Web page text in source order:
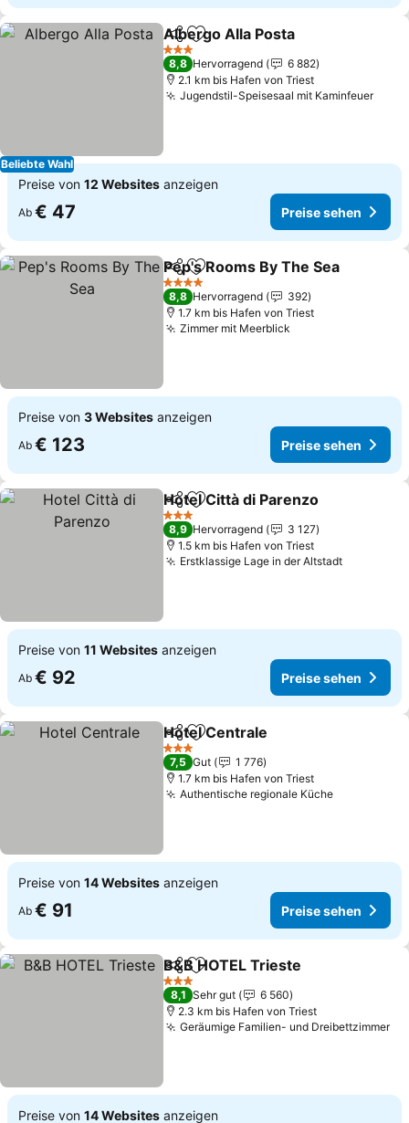
Beliebte Wahl
TeilenZu Favoriten hinzufügen
Albergo Alla Posta
3 Sterne
8,8 Hervorragend
6 882
2.1 km bis Hafen von Triest
Jugendstil-Speisesaal mit Kaminfeuer
Preise von 12 Websites anzeigen
Ab € 47 Preise sehen
TeilenZu Favoriten hinzufügen
Pep's Rooms By The Sea
4 Sterne
8,8 Hervorragend
392
1.7 km bis Hafen von Triest
Zimmer mit Meerblick
Preise von 3 Websites anzeigen
Ab € 123 Preise sehen
TeilenZu Favoriten hinzufügen
Hotel Città di Parenzo
3 Sterne
8,9 Hervorragend
3 127
1.5 km bis Hafen von Triest
Erstklassige Lage in der Altstadt
Preise von 11 Websites anzeigen
Ab € 92 Preise sehen
TeilenZu Favoriten hinzufügen
Hotel Centrale
3 Sterne
7,5 Gut
1 776
1.7 km bis Hafen von Triest
Authentische regionale Küche
Preise von 14 Websites anzeigen
Ab € 91 Preise sehen
TeilenZu Favoriten hinzufügen
B&B HOTEL Trieste
3 Sterne
8,1 Sehr gut
6 560
2.3 km bis Hafen von Triest
Geräumige Familien- und Dreibettzimmer
Preise von 14 Websites anzeigen